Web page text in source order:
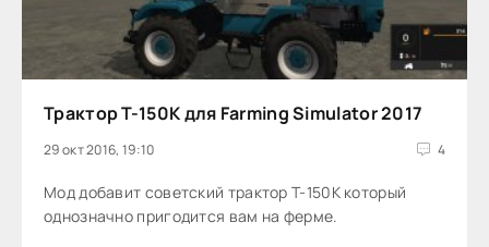
Трактор Т-150К для Farming Simulator 2017
29 окт 2016, 19:10 4
Мод добавит советский трактор Т-150К который
однозначно пригодится вам на ферме.